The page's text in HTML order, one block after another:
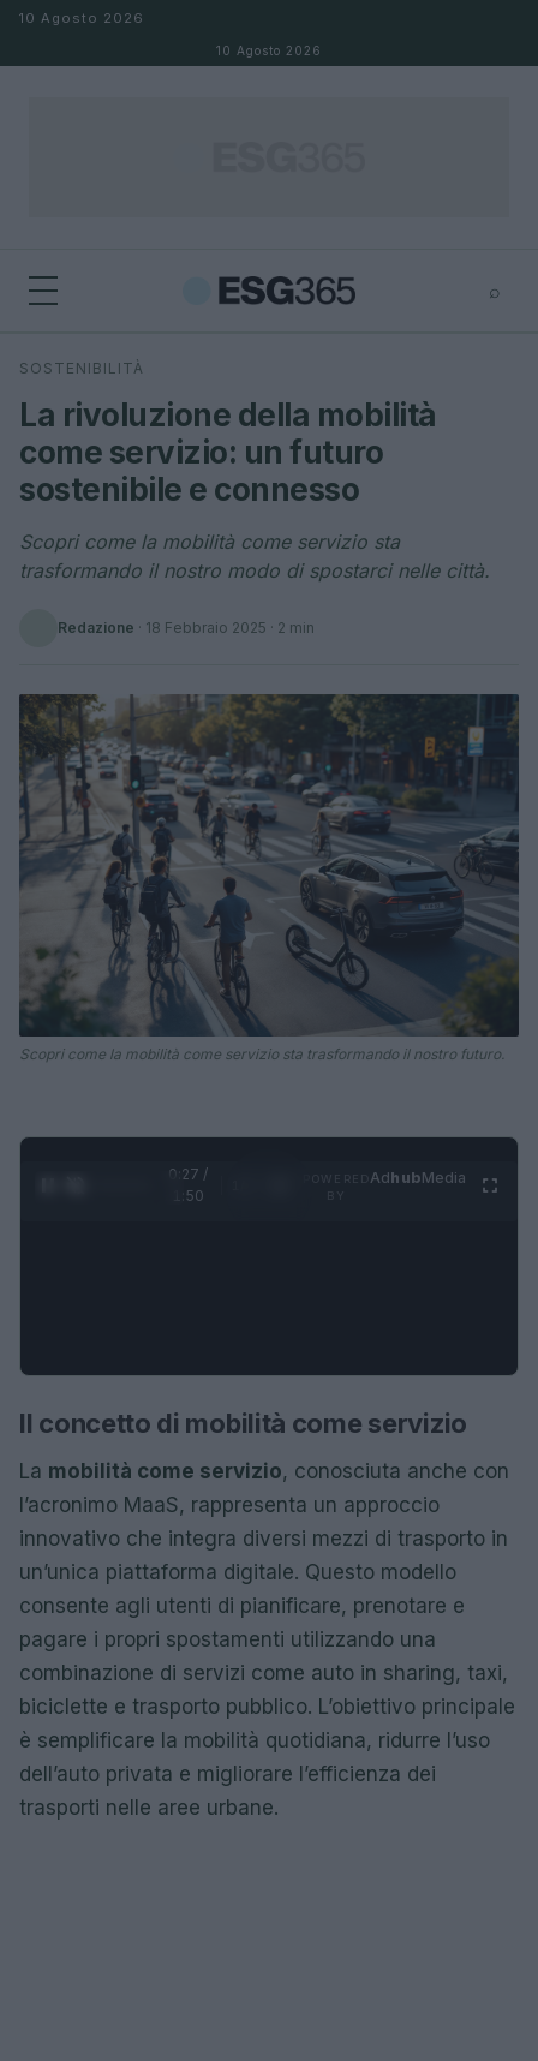
Salta al contenuto
10 Agosto 2026
10 Agosto 2026
⌕
Cerca
SOSTENIBILITÀ
La rivoluzione della mobilità
come servizio: un futuro
sostenibile e connesso
Scopri come la mobilità come servizio sta
trasformando il nostro modo di spostarci nelle città.
Redazione · 18 Febbraio 2025 · 2 min
Scopri come la mobilità come servizio sta trasformando il nostro futuro.
0:28 /
1:50
AdhubMedia
Il concetto di mobilità come servizio
La mobilità come servizio, conosciuta anche con
l’acronimo MaaS, rappresenta un approccio
innovativo che integra diversi mezzi di trasporto in
un’unica piattaforma digitale. Questo modello
consente agli utenti di pianificare, prenotare e
pagare i propri spostamenti utilizzando una
combinazione di servizi come auto in sharing, taxi,
biciclette e trasporto pubblico. L’obiettivo principale
è semplificare la mobilità quotidiana, ridurre l’uso
dell’auto privata e migliorare l’efficienza dei
trasporti nelle aree urbane.